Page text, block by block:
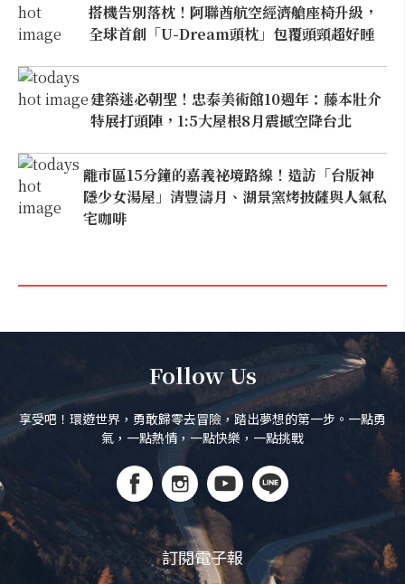
搭機告別落枕！阿聯酋航空經濟艙座椅升級，
全球首創「U-Dream頭枕」包覆頭頸超好睡
建築迷必朝聖！忠泰美術館10週年：藤本壯介
特展打頭陣，1:5大屋根8月震撼空降台北
離市區15分鐘的嘉義祕境路線！造訪「台版神
隱少女湯屋」清豐濤月、湖景窯烤披薩與人氣私
宅咖啡
Follow Us
享受吧！環遊世界，勇敢歸零去冒險，踏出夢想的第一步。一點勇
氣，一點熱情，一點快樂，一點挑戰
訂閱電子報